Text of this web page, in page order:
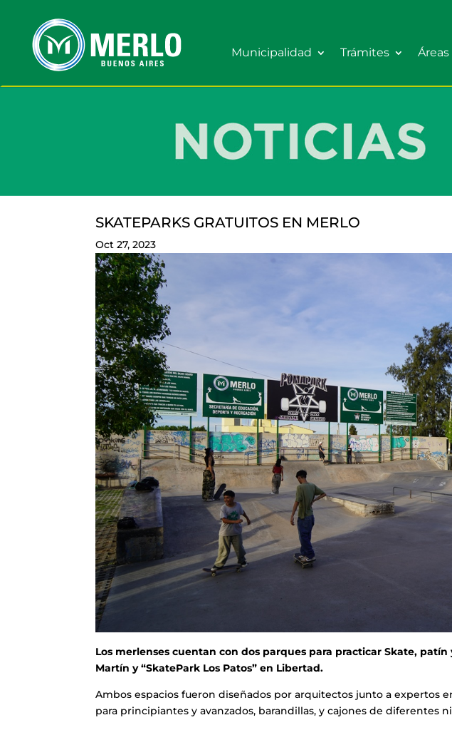
Municipalidad Trámites
SKATEPARKS GRATUITOS EN MERLO
Oct 27, 2023
Los merlenses cuentan con dos parques para practicar Skate, patín
Martín y “SkatePark Los Patos” en Libertad.
Ambos espacios fueron diseñados por arquitectos junto a expertos
para principiantes y avanzados, barandillas, y cajones de diferentes